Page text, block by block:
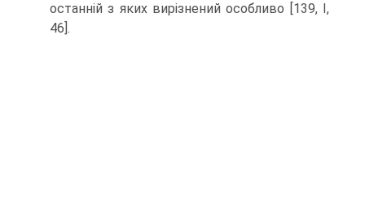
останній з яких вирізнений особливо [139, I,
46].